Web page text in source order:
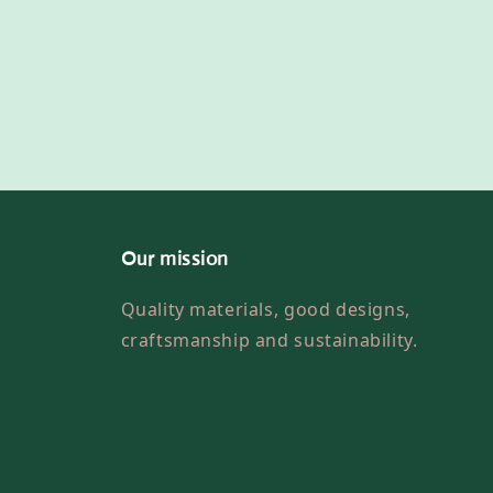
Our mission
Quality materials, good designs,
craftsmanship and sustainability.